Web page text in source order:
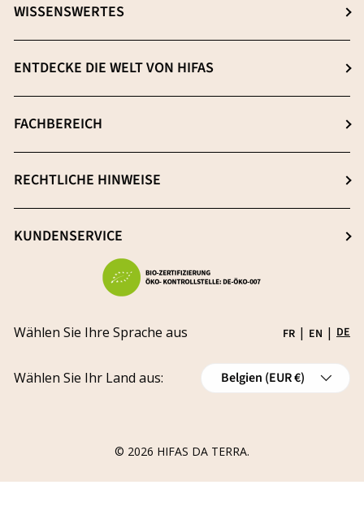
WISSENSWERTES
Wähle dein ideales Nahrungsergänzungsmittel
β-(1-3),(1-6) D-Glucane
Extraktion: Der Schlüsselprozess
Qualitätsmerkmale
Frei von Schwermetallen
ENTDECKE DIE WELT VON HIFAS
Über uns
Neuigkeiten
Blog
Nachhaltigkeit
Forschung & Entwicklung
Werde Vertriebspartner
Fördermittel
FACHBEREICH
Anmeldung
Registrierung
RECHTLICHE HINWEISE
AGB & Widerrufsbelehrung
Datenschutzerklärung
Stornierungen
KUNDENSERVICE
Problem melden
Status verfolgen
Wählen Sie Ihre Sprache aus
FR | EN | DE
Wählen Sie Ihr Land aus:
Land/Region
Belgien (EUR €)
© 2026 HIFAS DA TERRA.